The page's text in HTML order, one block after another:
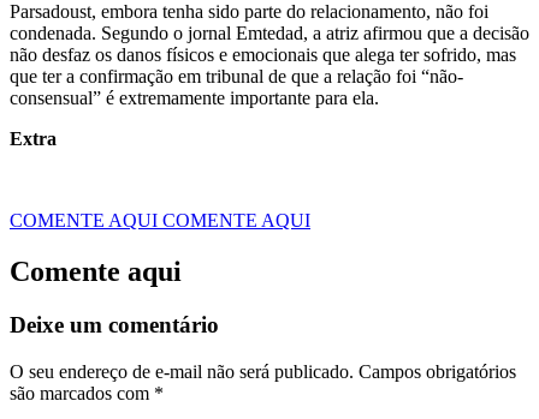
Parsadoust, embora tenha sido parte do relacionamento, não foi
condenada. Segundo o jornal Emtedad, a atriz afirmou que a decisão
não desfaz os danos físicos e emocionais que alega ter sofrido, mas
que ter a confirmação em tribunal de que a relação foi “não-
consensual” é extremamente importante para ela.
Extra
COMENTE AQUI COMENTE AQUI
Comente aqui
Deixe um comentário
O seu endereço de e-mail não será publicado. Campos obrigatórios
são marcados com *